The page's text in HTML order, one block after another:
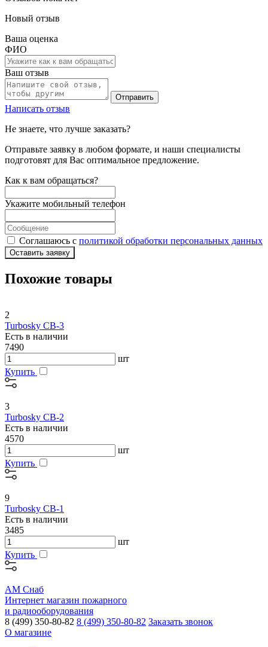
Новый отзыв
Ваша оценка
ФИО
Ваш отзыв
Отправить
Написать отзыв
Не знаете, что лучше заказать?
Отправьте заявку в любом формате, и наши специалисты
подготовят для Вас оптимальное предложение.
Как к вам обращаться?
Укажите мобильный телефон
Соглашаюсь с политикой обработки персональных данных
Оставить заявку
Похожие товары
2
Turbosky CB-3
Есть в наличии
7490
шт
Купить
3
Turbosky CB-2
Есть в наличии
4570
шт
Купить
9
Turbosky CB-1
Есть в наличии
3485
шт
Купить
АМ Снаб
Интернет магазин пожарного
и радиооборудования
8 (499) 350-80-82 8 (499) 350-80-82 Заказать звонок
О магазине